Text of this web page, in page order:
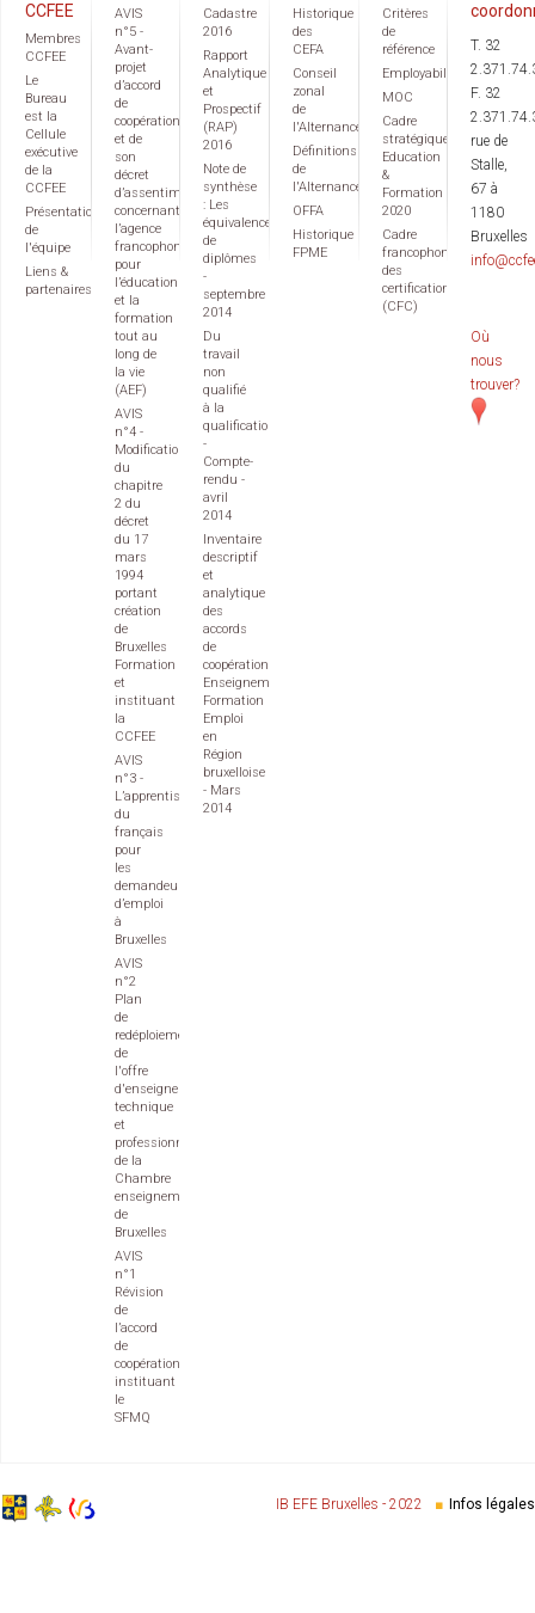
CCFEE
Membres
CCFEE
Le
Bureau
est la
Cellule
exécutive
de la
CCFEE
Présentation
de
l'équipe
Liens &
partenaires
AVIS
n°5 -
Avant-
projet
d’accord
de
coopération
et de
son
décret
d’assentiment
concernant
l’agence
francophone
pour
l’éducation
et la
formation
tout au
long de
la vie
(AEF)
AVIS
n°4 -
Modification
du
chapitre
2 du
décret
du 17
mars
1994
portant
création
de
Bruxelles
Formation
et
instituant
la
CCFEE
AVIS
n°3 -
L’apprentissage
du
français
pour
les
demandeurs
d’emploi
à
Bruxelles
AVIS
n°2
Plan
de
redéploiement
de
l'offre
d'enseignement
technique
et
professionnel
de la
Chambre
enseignement
de
Bruxelles
AVIS
n°1
Révision
de
l’accord
de
coopération
instituant
le
SFMQ
Cadastre
2016
Rapport
Analytique
et
Prospectif
(RAP)
2016
Note de
synthèse
: Les
équivalences
de
diplômes
-
septembre
2014
Du
travail
non
qualifié
à la
qualification
-
Compte-
rendu -
avril
2014
Inventaire
descriptif
et
analytique
des
accords
de
coopération
Enseignement
Formation
Emploi
en
Région
bruxelloise
- Mars
2014
Historique
des
CEFA
Conseil
zonal
de
l'Alternance
Définitions
de
l'Alternance
OFFA
Historique
FPME
Critères
de
référence
Employabilité
MOC
Cadre
stratégique
Education
&
Formation
2020
Cadre
francophone
des
certifications
(CFC)
T. 32
F. 32
rue de
Stalle,
67 à
1180
Bruxelles
Où
nous
trouver?
IB EFE Bruxelles - 2022 Infos légales